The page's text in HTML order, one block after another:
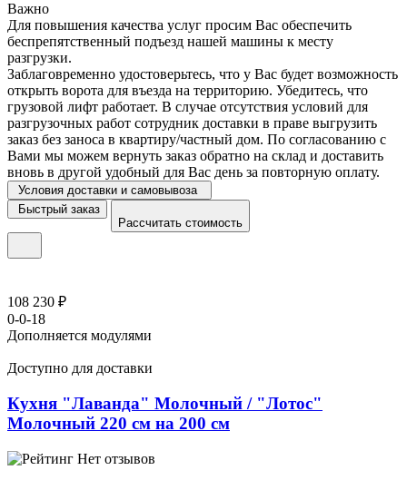
Важно
Для повышения качества услуг просим Вас обеспечить
беспрепятственный подъезд нашей машины к месту
разгрузки.
Заблаговременно удостоверьтесь, что у Вас будет возможность
открыть ворота для въезда на территорию. Убедитесь, что
грузовой лифт работает. В случае отсутствия условий для
разгрузочных работ сотрудник доставки в праве выгрузить
заказ без заноса в квартиру/частный дом. По согласованию с
Вами мы можем вернуть заказ обратно на склад и доставить
вновь в другой удобный для Вас день за повторную оплату.
Условия доставки и самовывоза
Быстрый заказ
Рассчитать стоимость
108 230 ₽
0-0-18
Дополняется модулями
Доступно для доставки
Кухня "Лаванда" Молочный / "Лотос"
Молочный 220 см на 200 см
Нет отзывов